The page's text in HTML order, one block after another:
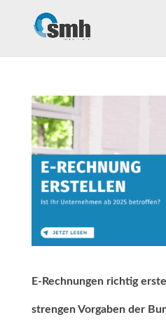
E-Rechnungen richtig
strengen Vorgaben der